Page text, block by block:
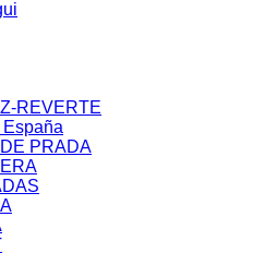
REVERTE
PRADA